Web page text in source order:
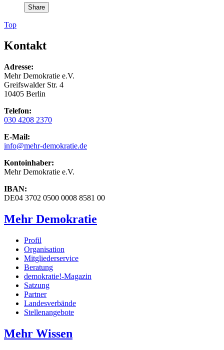
Share
Top
Kontakt
Adresse:
Mehr Demokratie e.V.
Greifswalder Str. 4
10405 Berlin
Telefon:
030 4208 2370
E-Mail:
info@mehr-demokratie.de
Kontoinhaber:
Mehr Demokratie e.V.
IBAN:
DE04 3702 0500 0008 8581 00
Mehr Demokratie
Profil
Organisation
Mitgliederservice
Beratung
demokratie!-Magazin
Satzung
Partner
Landesverbände
Stellenangebote
Mehr Wissen